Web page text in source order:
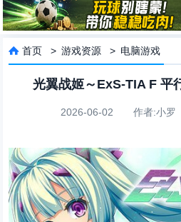
 首页 >游戏资源 > 电脑游戏
光翼战姬～ExS-TIA F 平
2026-06-02 作者:小